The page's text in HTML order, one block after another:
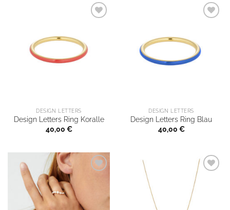
DESIGN LETTERS
Design Letters Ring Koralle
40,00 €
DESIGN LETTERS
Design Letters Ring Blau
40,00 €